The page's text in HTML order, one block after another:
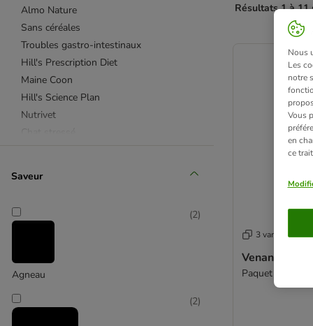
Almo Nature
Sans céréales
Troubles gastro-intestinaux
Hill's Prescription Diet
Maine Coon
Hill's Science Plan
Nutrivet
Chat âgé
Plaque dentaire et tartre
Diabète
Saveur
Agneau
(2)
(2)
Résultats 1 à 11
3 variantes
Venandi
Paquet
Nous
Les
notre
Vous
en
ce